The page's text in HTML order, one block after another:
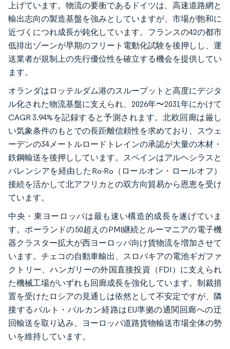
上げています。物流の要衝であるドイツは、高速道路網と
輸出志向の製造基盤を強みとしていますが、市場が飽和に
近づくにつれ成長が鈍化しています。フランスの42の都市
低排出ゾーンが早期のフリート電動化試験を後押しし、運
送業者が規制上の先行優位性を確立する機会を提供してい
ます。
オランダはロッテルダム港のスループットと高度にデジタ
ル化された物流基盤に支えられ、2026年〜2031年にかけて
CAGR 3.94%を記録すると予測されます。北欧回廊は厳し
い気象条件のもとでの長距離信頼性を求めており、スウェ
ーデンの34メートルロードトレインの承認が大量の木材・
鉄鋼輸送を後押ししています。スペインはアルヘシラスと
バレンシアを経由したRo-Ro（ロールオン・ロールオフ）
接続を活かして北アフリカとの双方向貿易から恩恵を受け
ています。
中央・東ヨーロッパは最も速い構造的成長を遂げていま
す。ポーランドの50超えのPMI継続とルーマニアの電子機
器クラスター拡大が西ヨーロッパ向け貨物流を増加させて
います。チェコの自動車輸出、スロバキアの電池ギガファ
クトリー、ハンガリーの外国直接投資（FDI）に支えられ
た機械工場がいずれも回廊成長を強化しています。制裁措
置を受けたロシアの見通しは依然として不安定ですが、隣
接するバルト・バルカン経路はEU準拠の通関回廊への迂
回輸送を取り込み、ヨーロッパ道路貨物輸送市場全体の勢
いを維持しています。